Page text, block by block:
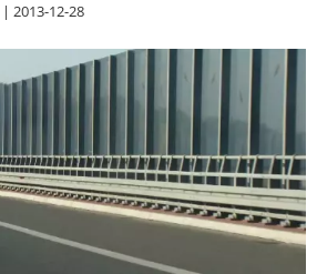
2013-12-28